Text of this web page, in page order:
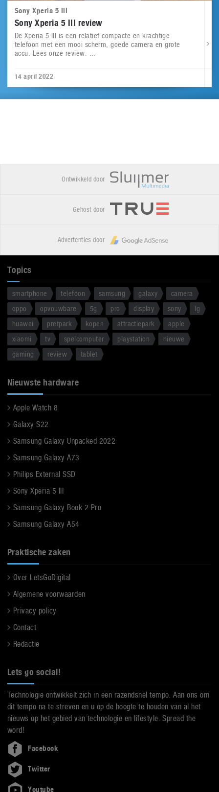
Sony Xperia 5 III
Sony Xperia 5 III review
De Xperia 5 III is een relatief compacte en krachtige
telefoon met een mooi scherm, goede camera en grote
accu. Lees onze review. ...
14 april 2022
Ontwikkeld door
Gehost door
Advertenties door
Topics
smartphone telefoon samsung galaxy
camera
oppo
opvouwbare 5g pro display sony
lg
huawei
pretpark kopen attractiepark
apple
xiaomi
tv spelcomputer playstation
nieuwe
gaming
review tablet
Nieuwste hardware
Apple Watch 8
Galaxy S22
Samsung Galaxy Unpacked 2022
Samsung Galaxy A73
Philips External SSD
Sony Xperia 5 III
Samsung Galaxy Book 2 Pro
Samsung Galaxy A54
Praktische zaken
Over LetsGoDigital
Algemene voorwaarden
Privacy policy
Contact
Redactie
Lets go social!
Technologie ontwikkelt zich in een razendsnel tempo. Aan ons om
dit tempo na te streven en u op de hoogte te houden van al het
nieuws op het gebied van technologie en lifestyle. Spread the
word!
Facebook
Twitter
Youtube